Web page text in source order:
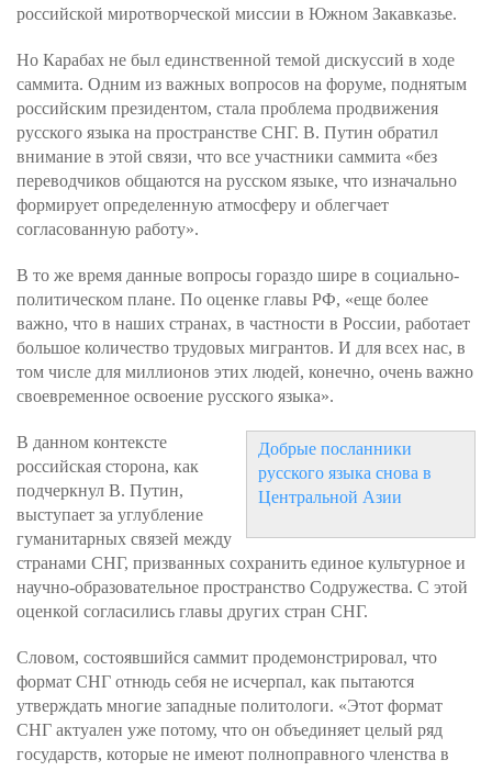
российской миротворческой миссии в Южном Закавказье.
Но Карабах не был единственной темой дискуссий в ходе
саммита. Одним из важных вопросов на форуме, поднятым
российским президентом, стала проблема продвижения
русского языка на пространстве СНГ. В. Путин обратил
внимание в этой связи, что все участники саммита «без
переводчиков общаются на русском языке, что изначально
формирует определенную атмосферу и облегчает
согласованную работу».
В то же время данные вопросы гораздо шире в социально-
политическом плане. По оценке главы РФ, «еще более
важно, что в наших странах, в частности в России, работает
большое количество трудовых мигрантов. И для всех нас, в
том числе для миллионов этих людей, конечно, очень важно
своевременное освоение русского языка».
Добрые посланники
русского языка снова в
Центральной Азии
В данном контексте
российская сторона, как
подчеркнул В. Путин,
выступает за углубление
гуманитарных связей между
странами СНГ, призванных сохранить единое культурное и
научно-образовательное пространство Содружества. С этой
оценкой согласились главы других стран СНГ.
Словом, состоявшийся саммит продемонстрировал, что
формат СНГ отнюдь себя не исчерпал, как пытаются
утверждать многие западные политологи. «Этот формат
СНГ актуален уже потому, что он объединяет целый ряд
государств, которые не имеют полноправного членства в